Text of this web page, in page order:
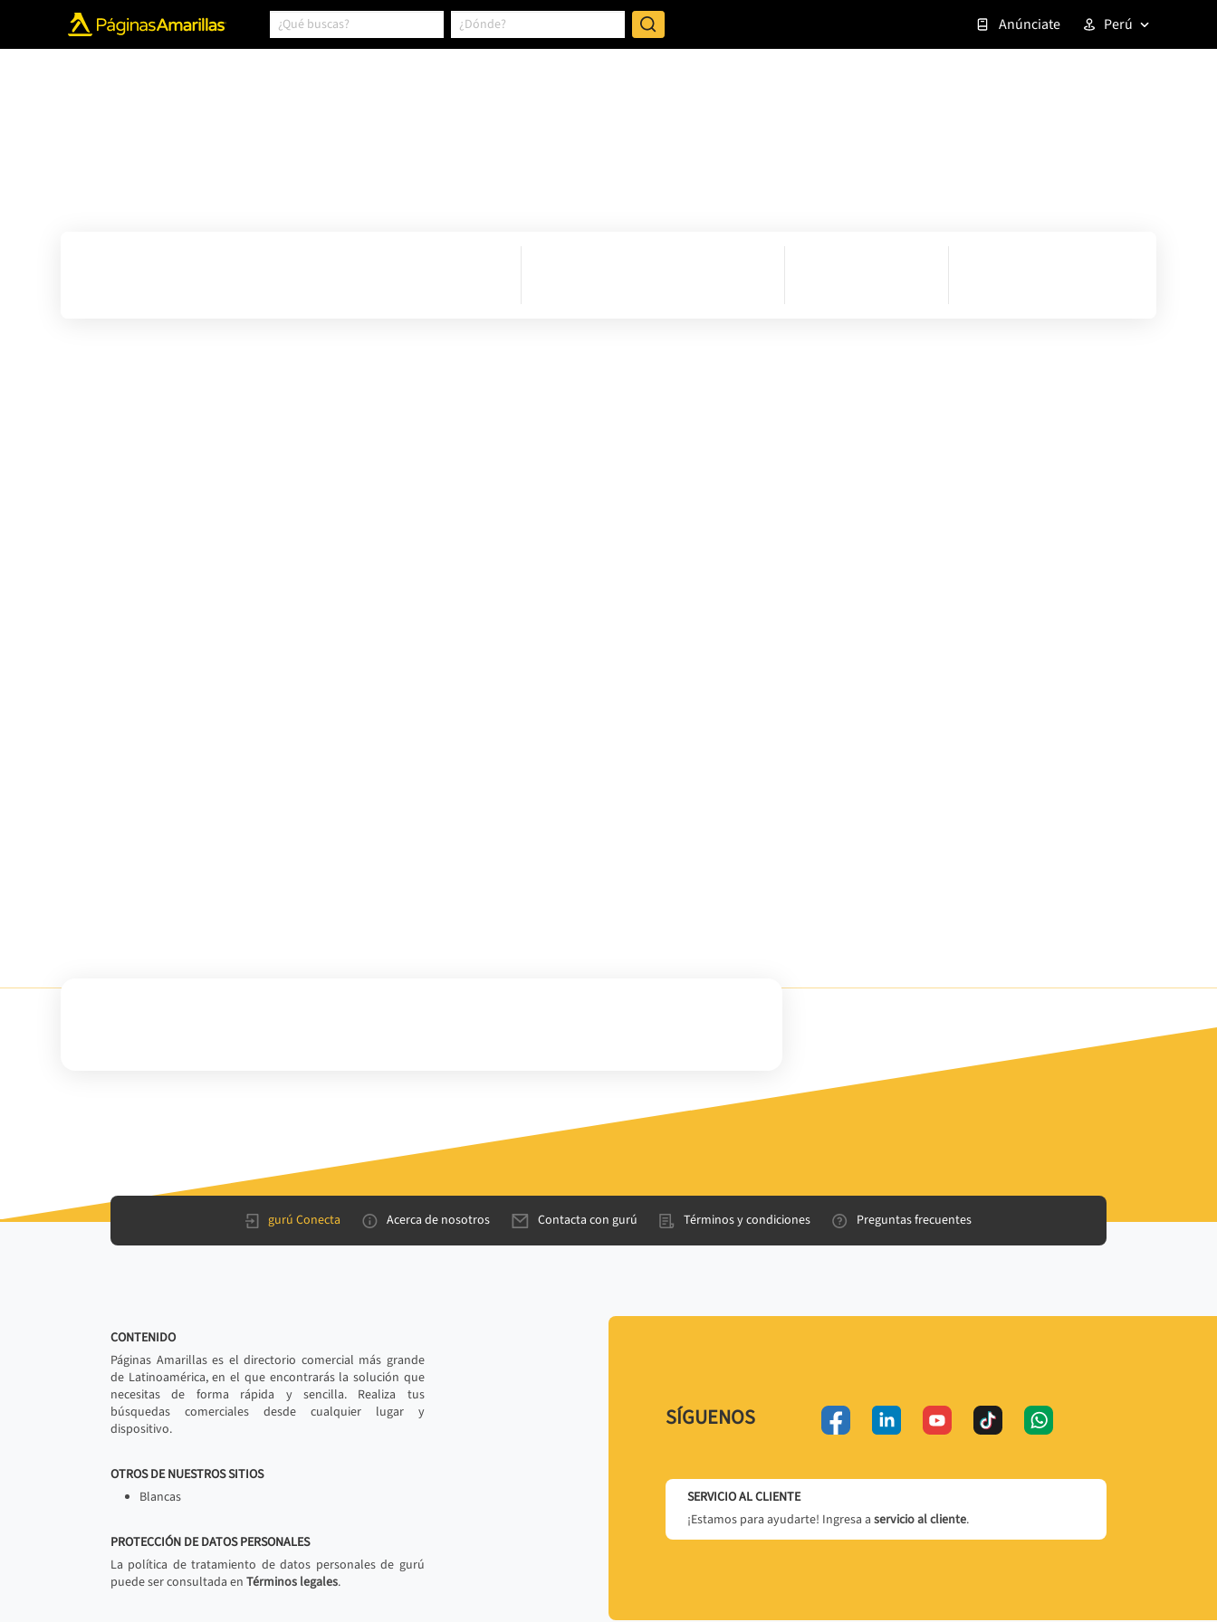
Anúnciate Perú
gurú Conecta Acerca de nosotros Contacta con gurú Términos y condiciones Preguntas frecuentes
CONTENIDO
Páginas Amarillas es el directorio comercial más grande
de Latinoamérica, en el que encontrarás la solución que
necesitas de forma rápida y sencilla. Realiza tus
búsquedas comerciales desde cualquier lugar y
dispositivo.
OTROS DE NUESTROS SITIOS
Blancas
PROTECCIÓN DE DATOS PERSONALES
La política de tratamiento de datos personales de gurú
puede ser consultada en Términos legales.
SÍGUENOS
SERVICIO AL CLIENTE
¡Estamos para ayudarte! Ingresa a servicio al cliente.